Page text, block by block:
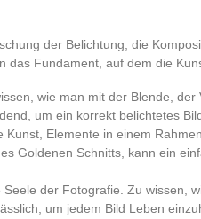
der Belichtung, die
das Fundament, auf dem die
wie man mit der Blende,
um ein korrekt belichtetes
Kunst, Elemente in einem
Goldenen Schnitts, kann ein
Seele der Fotografie. Zu wissen,
um jedem Bild Leben